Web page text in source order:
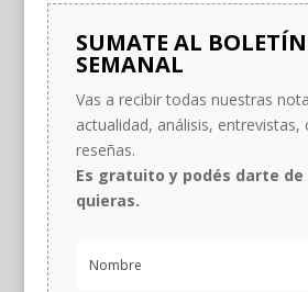
SUMATE AL BOLETÍN
SEMANAL
Vas a recibir todas nuestras
actualidad, análisis, entrevistas,
reseñas.
Es gratuito y podés darte de
quieras.